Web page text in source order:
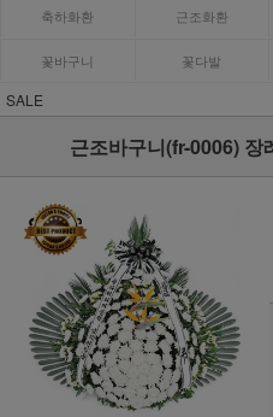
축하화환 근조화환
꽃바구니 꽃다발
SALE
근조바구니(fr-0006) 장